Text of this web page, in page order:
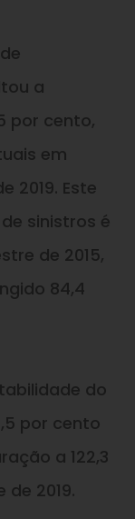
a
por cento,
em
2019. Este
sinistros é
de 2015,
84,4
do
por cento
a 122,3
2019.